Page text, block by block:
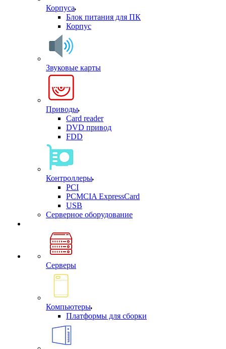
Корпуса
Блок питания для ПК
Корпус
Звуковые карты
Приводы
Card reader
DVD привод
FDD
Контроллеры
PCI
PCMCIA ExpressCard
USB
Cерверное оборудование
Серверы
Компьютеры
Платформы для сборки